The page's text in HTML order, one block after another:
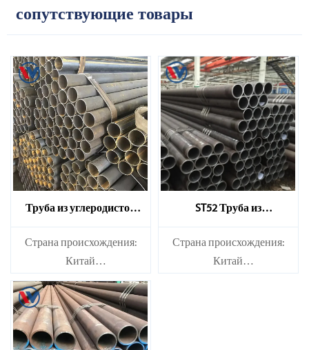
сопутствующие товары
Труба из углеродистой
стали Q235
Страна происхождения:
Китай
Смазанные или
несмазанные: Несмазанные
Сплав или нет: Несплав
ST52 Труба из
углеродистой стали
Страна происхождения:
Китай